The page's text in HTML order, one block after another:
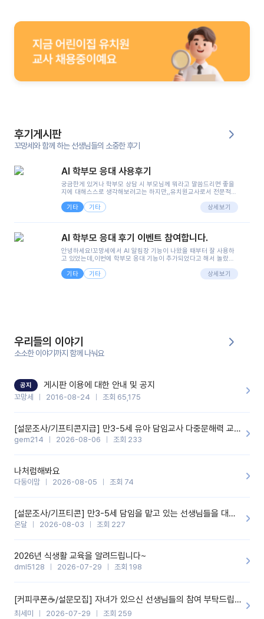
후기게시판
꼬망세와 함께 하는 선생님들의 소중한 후기
AI 학부모 응대 사용후기
궁금한게 있거나 학부모 상담 시 부모님께 뭐라고 말씀드리면 좋을
지에 대해스스로 생각해보려고는 하지만,,유치원교사로서 전문적인
려니 어려울때가...^^(저만 그런거 아니죠 ㅜㅜ)꼬망봇의 장점은 지
피티나 제미나이는 몇세이고 여자인지 남자인지 등그래도 좀 기본
정보를 제공하면서 물어봐야할 때가 있어그때마다 정보를 입력하는
으셔서 고민이 됐는데ai 학부모 응대를 써볼 수 있어서 좋았어요!앞
면..)그리고 제가 신입 때 이게 있었더라면 ㅜㅜㅜㅜ?응대 팁이 정말
좋은거 같아요지금은 그래도 아이들이 잘 이해 되지만초임 때는 정
말 어려워서 항상다른 선생님들께 도움을 요청했었거든요..ㅠ*일지
쓸 때도 좀 도움이 되는 거 같아요!
기타 기타 상세보기
AI 학부모 응대 후기 이벤트 참여합니다.
안녕하세요!꼬망세에서 AI 알림장 기능이 나왔을 때부터 잘 사용하
고 있었는데,이번에 학부모 응대 기능이 추가되었다고 해서 놀랐습
님 응대에 더 많은 부담을 느끼고 있습니다 ㅠㅠ이번에 제가 원에서
겪은 일과 학부모님께 전달드렸던 내용을 함께 보시고,저와 비슷한
을 많이 하는데,꼬망봇 덕분에 고민하는 시간을 줄이고 학부모님을
안심시킬 수 있었습니다.이 부분은 꼬망봇이 추가로 알려준 응대 tip
입니다.학부모님께 전화를 드리기 전에, 내용을 숙지하여 좀 더 전문
성 있는 교사가 되어 대화를 나눌 수 있었습니다.꼬망세 AI학부모 응
기능을 개발해 주셔서 감사합니다.
기타 기타 상세보기
우리들의 이야기
소소한 이야기까지 함께 나눠요
공지 게시판 이용에 대한 안내 및 공지
꼬망세 2016-08-24 조회 65,175
[설문조사/기프티콘지급] 만3-5세 유아 담임교사 다중문해력 교육 증진을 위한 설문조사
gem214 2026-08-06 조회 233
나처럼해봐요
다둥이맘 2026-08-05 조회 74
[설문조사/기프티콘] 만3-5세 담임을 맡고 있는 선생님들을 대상으로 설문조사를 합니다!
온달 2026-08-03 조회 227
2026년 식생활 교육을 알려드립니다~
dml5128 2026-07-29 조회 198
[커피쿠폰☕️/설문모집] 자녀가 있으신 선생님들의 참여 부탁드립니다!!
최세미 2026-07-29 조회 259